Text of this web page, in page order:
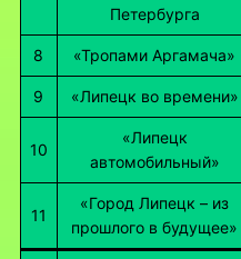
Петербурга
8 «Тропами Аргамача»
9 «Липецк во времени»
10
«Липецк
автомобильный»
11
«Город Липецк – из
прошлого в будущее»